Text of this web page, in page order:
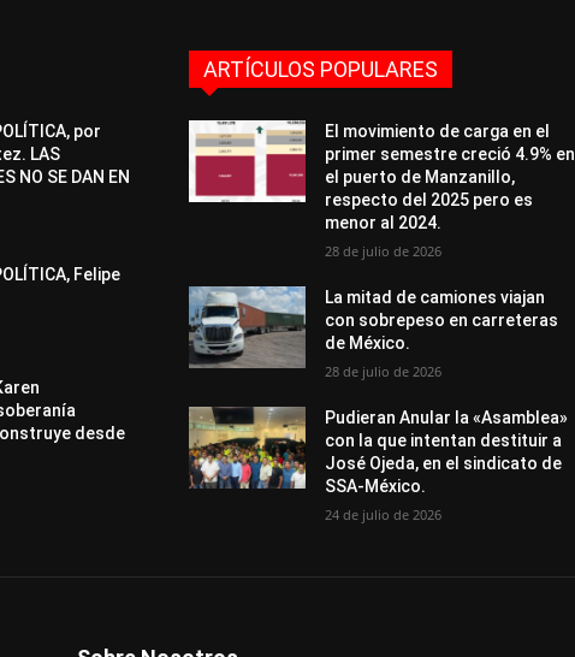
por
LAS
NO SE DAN EN
Felipe
desde
ARTÍCULOS POPULARES
El movimiento de carga en el
primer semestre creció 4.9% en
el puerto de Manzanillo,
respecto del 2025 pero es
menor al 2024.
28 de julio de 2026
La mitad de camiones viajan
con sobrepeso en carreteras
de México.
28 de julio de 2026
Pudieran Anular la «Asamblea»
con la que intentan destituir a
José Ojeda, en el sindicato de
SSA-México.
24 de julio de 2026